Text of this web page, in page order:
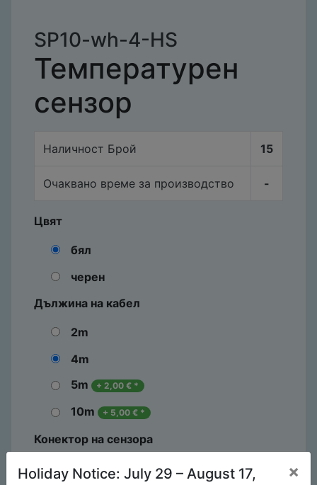
SP10-wh-4-HS
Температурен
сензор
Наличност Брой 15
Очаквано време за производство -
Цвят
бял
черен
Дължина на кабел
2m
4m
5m
+2,00 € *
10m + 5,00 € *
Конектор на сензора
HSE
Holiday Notice: July 29 – August 17,
×